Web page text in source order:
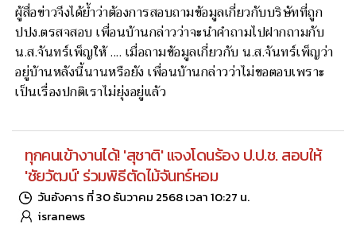
ผู้สื่อข่าวจึงได้ย้ำว่าต้องการสอบถามข้อมูลเกี่ยวกับบริษัทที่ถูก
ปปง.ตรสจสอบ เพื่อนบ้านกล่าวว่าจะนำคำถามไปฝากถามกับ
น.ส.จันทร์เพ็ญให้ .... เมื่อถามข้อมูลเกี่ยวกับ น.ส.จันทร์เพ็ญว่า
อยู่บ้านหลังนี้นานหรือยัง เพื่อนบ้านกล่าวว่าไม่ขอตอบเพราะ
เป็นเรื่องปกติเราไม่ยุ่งอยู่แล้ว
ทุกคนเข้างานได้! 'สุชาติ' แจงโดนร้อง ป.ป.ช. สอบให้
'ชัยวัฒน์' ร่วมพิธีตัดไม้จันทร์หอม
วันอังคาร ที่ 30 ธันวาคม 2568 เวลา 10:27 น.
isranews